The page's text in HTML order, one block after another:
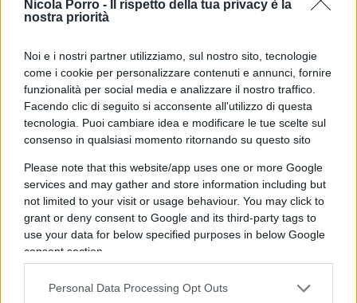
Nicola Porro -
Il rispetto della tua privacy è la
nostra priorità
Noi e i nostri partner utilizziamo, sul nostro sito, tecnologie
come i cookie per personalizzare contenuti e annunci, fornire
funzionalità per social media e analizzare il nostro traffico.
Facendo clic di seguito si acconsente all'utilizzo di questa
tecnologia. Puoi cambiare idea e modificare le tue scelte sul
consenso in qualsiasi momento ritornando su questo sito
Please note that this website/app uses one or more Google
services and may gather and store information including but
not limited to your visit or usage behaviour. You may click to
grant or deny consent to Google and its third-party tags to
use your data for below specified purposes in below Google
consent section.
Personal Data Processing Opt Outs
Se le locazioni turistiche garantivano maggiori
entrate, imporre canoni calmierati significa
ridurre le risorse disponibili per le attività
sociali. La perdita non scompare: viene trasferita.
Si tradurrà in meno servizi o in più denaro chiesto
ai contribuenti. Il canone politico produce sempre
un beneficiario visibile e molti danneggiati
e chiama solidarietà ciò che è redistribuzione